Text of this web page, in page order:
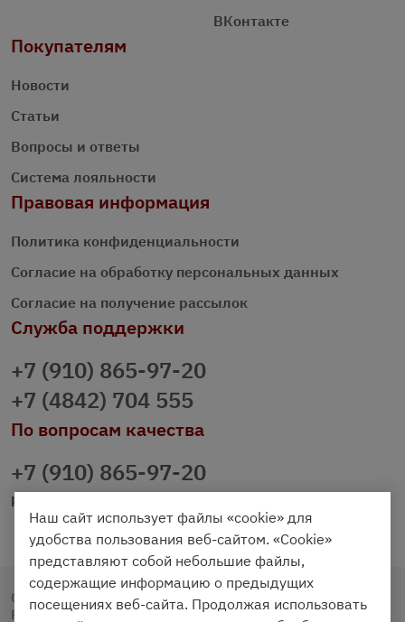
ВКонтакте
Покупателям
Новости
Статьи
Вопросы и ответы
Система лояльности
Правовая информация
Политика конфиденциальности
Согласие на обработку персональных данных
Согласие на получение рассылок
Служба поддержки
+7 (910) 865-97-20
+7 (4842) 704 555
По вопросам качества
+7 (910) 865-97-20
prazdnichniy40@palmi.ru
Copyright © 2020 - 2026. Праздничный Стол.
Разработка и продвижение - Vegas Studio
Наш сайт использует файлы «cookie» для
удобства пользования веб-сайтом. «Cookie»
представляют собой небольшие файлы,
содержащие информацию о предыдущих
посещениях веб-сайта. Продолжая использовать